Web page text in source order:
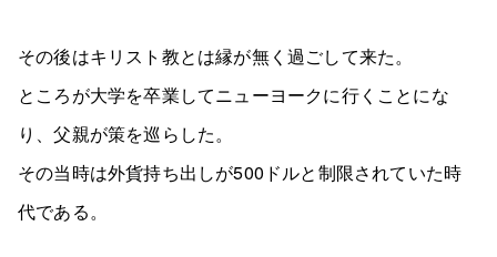
その後はキリスト教とは縁が無く過ごして来た。
ところが大学を卒業してニューヨークに行くことにな
り、父親が策を巡らした。
その当時は外貨持ち出しが500ドルと制限されていた時
代である。